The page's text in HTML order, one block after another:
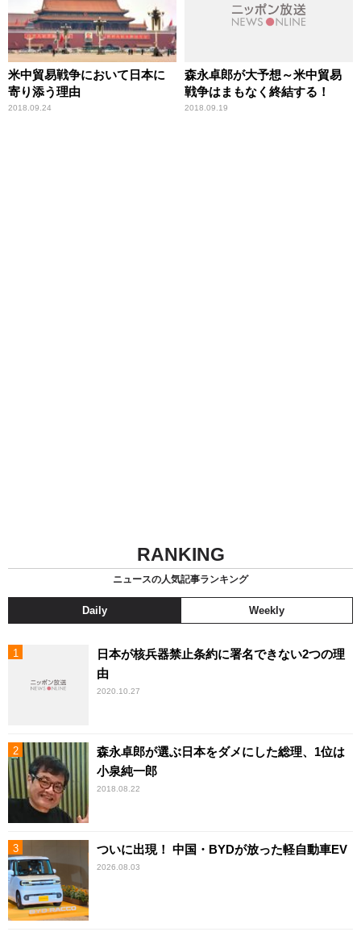
米中貿易戦争において日本に
寄り添う理由
2018.09.24
森永卓郎が大予想～米中貿易
戦争はまもなく終結する！
2018.09.19
RANKING
ニュースの人気記事ランキング
Daily Weekly
日本が核兵器禁止条約に署名できない2つの理
由
2020.10.27
森永卓郎が選ぶ日本をダメにした総理、1位は
小泉純一郎
2018.08.22
ついに出現！ 中国・BYDが放った軽自動車EV
2026.08.03